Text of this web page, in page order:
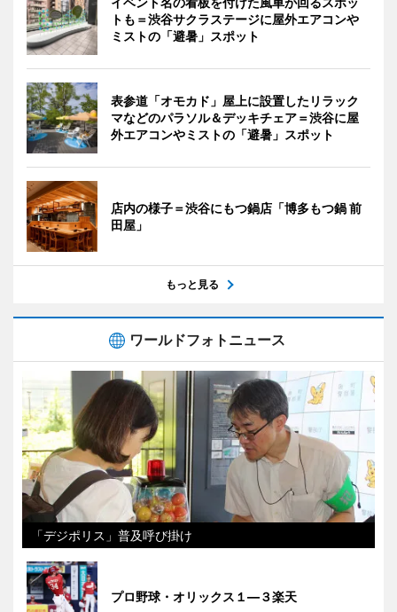
トも＝渋谷サクラステージに屋外エアコンや
ミストの「避暑」スポット
表参道「オモカド」屋上に設置したリラック
マなどのパラソル＆デッキチェア＝渋谷に屋
外エアコンやミストの「避暑」スポット
店内の様子＝渋谷にもつ鍋店「博多もつ鍋 前
田屋」
もっと見る
ワールドフォトニュース
「デジポリス」普及呼び掛け
プロ野球・オリックス１―３楽天